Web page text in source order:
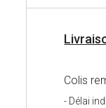
Colis
- Délai